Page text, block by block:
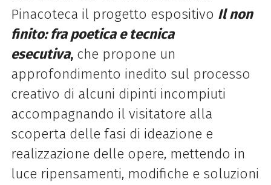
Pinacoteca il progetto espositivo Il non
finito: fra poetica e tecnica
esecutiva,che propone un
approfondimento inedito sul processo
creativo di alcuni dipinti incompiuti
accompagnando il visitatore alla
scoperta delle fasi di ideazione e
realizzazione delle opere, mettendo in
luce ripensamenti, modifiche e soluzioni